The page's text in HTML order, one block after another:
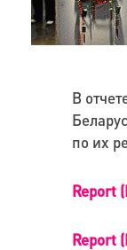
В
по их
Report
Report